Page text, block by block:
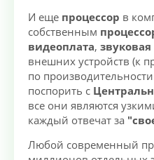
И еще процессор в
собственным
видеоплата, звуковая
внешних устройств (к
по производительности
поспорить с
все они являются
каждый отвечат за
Любой современный